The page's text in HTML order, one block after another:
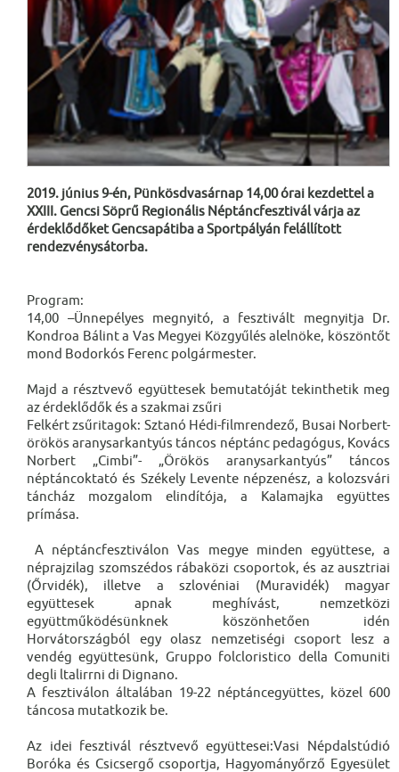
2019. június 9-én, Pünkösdvasárnap 14,00 órai kezdettel a
XXIII. Gencsi Söprű Regionális Néptáncfesztivál várja az
érdeklődőket Gencsapátiba a Sportpályán felállított
rendezvénysátorba.
Program:
14,00 –Ünnepélyes megnyitó, a fesztivált megnyitja Dr.
Kondroa Bálint a Vas Megyei Közgyűlés alelnöke, köszöntőt
mond Bodorkós Ferenc polgármester.
Majd a résztvevő együttesek bemutatóját tekinthetik meg
az érdeklődők és a szakmai zsűri
Felkért zsűritagok: Sztanó Hédi-filmrendező, Busai Norbert-
örökös aranysarkantyús táncos néptánc pedagógus, Kovács
Norbert „Cimbi”- „Örökös aranysarkantyús” táncos
néptáncoktató és Székely Levente népzenész, a kolozsvári
táncház mozgalom elindítója, a Kalamajka együttes
prímása.
A néptáncfesztiválon Vas megye minden együttese, a
néprajzilag szomszédos rábaközi csoportok, és az ausztriai
(Őrvidék), illetve a szlovéniai (Muravidék) magyar
együttesek apnak meghívást, nemzetközi
együttműködésünknek köszönhetően idén
Horvátországból egy olasz nemzetiségi csoport lesz a
vendég együttesünk, Gruppo folcloristico della Comuniti
degli ltalirrni di Dignano.
A fesztiválon általában 19-22 néptáncegyüttes, közel 600
táncosa mutatkozik be.
Az idei fesztivál résztvevő együttesei:Vasi Népdalstúdió
Boróka és Csicsergő csoportja, Hagyományőrző Egyesület